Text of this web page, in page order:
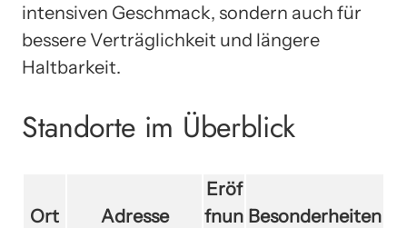
intensiven Geschmack, sondern auch für
bessere Verträglichkeit und längere
Haltbarkeit.
Standorte im Überblick
Ort Adresse
Eröf
fnun Besonderheiten